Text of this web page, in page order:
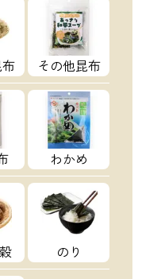
その他昆布
わかめ
のり